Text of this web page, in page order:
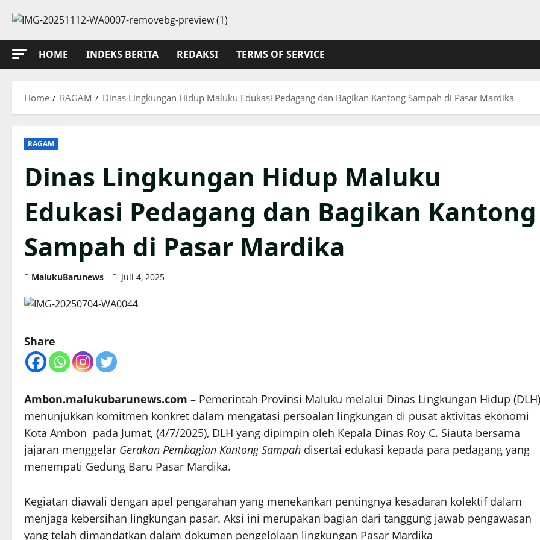
content
HOME
INDEKS BERITA REDAKSI TERMS OF SERVICE
Home RAGAM Dinas Lingkungan Hidup Maluku Edukasi Pedagang dan Bagikan Kantong Sampah di Pasar Mardika
RAGAM
Dinas Lingkungan Hidup Maluku
Edukasi Pedagang dan Bagikan Kantong
Sampah di Pasar Mardika
MalukuBarunews Juli 4, 2025
Share
Ambon.malukubarunews.com – Pemerintah Provinsi Maluku melalui Dinas Lingkungan Hidup (DLH)
menunjukkan komitmen konkret dalam mengatasi persoalan lingkungan di pusat aktivitas ekonomi
Kota Ambon pada Jumat, (4/7/2025), DLH yang dipimpin oleh Kepala Dinas Roy C. Siauta bersama
jajaran menggelar Gerakan Pembagian Kantong Sampah disertai edukasi kepada para pedagang yang
menempati Gedung Baru Pasar Mardika.
Kegiatan diawali dengan apel pengarahan yang menekankan pentingnya kesadaran kolektif dalam
menjaga kebersihan lingkungan pasar. Aksi ini merupakan bagian dari tanggung jawab pengawasan
yang telah dimandatkan dalam dokumen pengelolaan lingkungan Pasar Mardika